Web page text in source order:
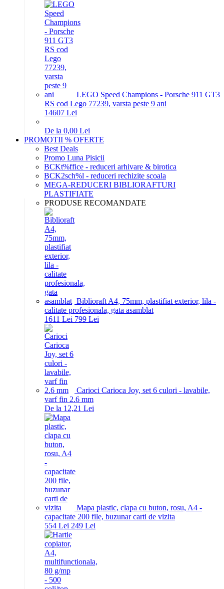
LEGO Speed Champions - Porsche 911 GT3
RS cod Lego 77239, varsta peste 9 ani
14607 Lei
De la 0,00 Lei
PROMOTII % OFERTE
Best Deals
Promo Luna Pisicii
BCKt%ffice - reduceri arhivare & birotica
BCK2sch%l - reduceri rechizite scoala
MEGA-REDUCERI BIBLIORAFTURI
PLASTIFIATE
PRODUSE RECOMANDATE
Biblioraft A4, 75mm, plastifiat exterior, lila -
calitate profesionala, gata asamblat
1611 Lei 799 Lei
Carioci Carioca Joy, set 6 culori - lavabile,
varf fin 2.6 mm
De la 12,21 Lei
Mapa plastic, clapa cu buton, rosu, A4 -
capacitate 200 file, buzunar carti de vizita
554 Lei 249 Lei